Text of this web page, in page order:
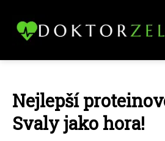
Nejlepší
Svaly jako hora!